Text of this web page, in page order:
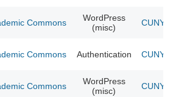
Commons
WordPress
(misc)
CUNY
Commons Authentication CUNY
Commons
WordPress
(misc)
CUNY